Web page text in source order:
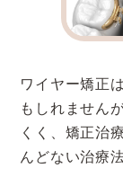
ワイヤー矯正
もしれません
くく、矯正治
んどない治療